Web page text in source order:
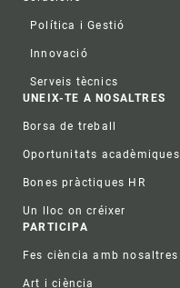
Política i Gestió
Innovació
Serveis tècnics
UNEIX-TE A NOSALTRES
Borsa de treball
Oportunitats acadèmiques
Bones pràctiques HR
Un lloc on créixer
PARTICIPA
Fes ciència amb nosaltres
Art i ciència